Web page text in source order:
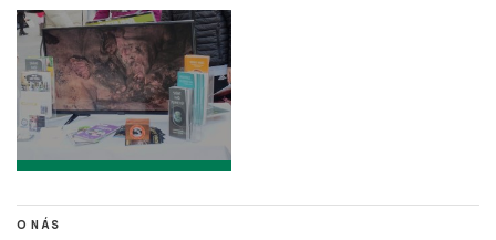
O NÁS